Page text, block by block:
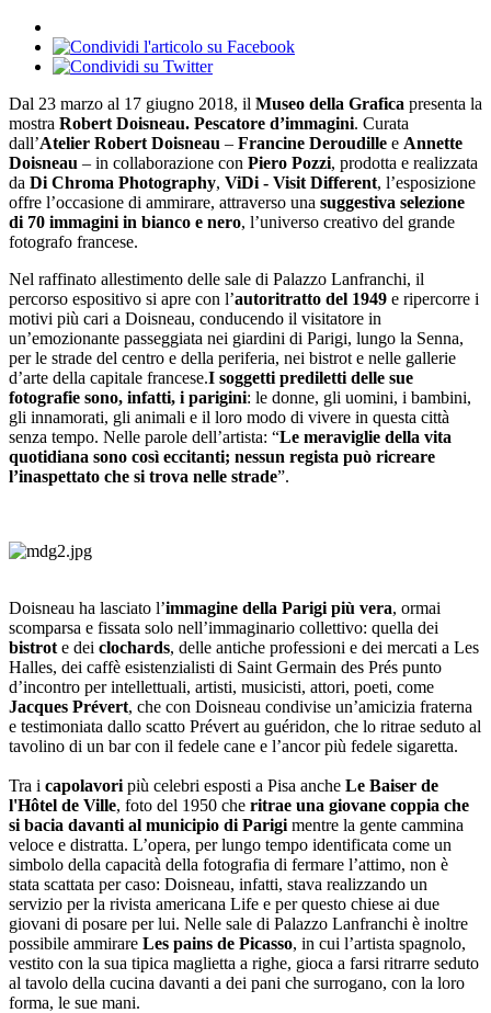
Dal 23 marzo al 17 giugno 2018, il Museo della Grafica presenta la
mostra Robert Doisneau. Pescatore d’immagini. Curata
dall’Atelier Robert Doisneau – Francine Deroudille e Annette
Doisneau – in collaborazione con Piero Pozzi, prodotta e realizzata
da Di Chroma Photography, ViDi - Visit Different, l’esposizione
offre l’occasione di ammirare, attraverso una suggestiva selezione
di 70 immagini in bianco e nero, l’universo creativo del grande
fotografo francese.
Nel raffinato allestimento delle sale di Palazzo Lanfranchi, il
percorso espositivo si apre con l’autoritratto del 1949 e ripercorre i
motivi più cari a Doisneau, conducendo il visitatore in
un’emozionante passeggiata nei giardini di Parigi, lungo la Senna,
per le strade del centro e della periferia, nei bistrot e nelle gallerie
d’arte della capitale francese.I soggetti prediletti delle sue
fotografie sono, infatti, i parigini: le donne, gli uomini, i bambini,
gli innamorati, gli animali e il loro modo di vivere in questa città
senza tempo. Nelle parole dell’artista: “Le meraviglie della vita
quotidiana sono così eccitanti; nessun regista può ricreare
l’inaspettato che si trova nelle strade”.
Doisneau ha lasciato l’immagine della Parigi più vera, ormai
scomparsa e fissata solo nell’immaginario collettivo: quella dei
bistrot e dei clochards, delle antiche professioni e dei mercati a Les
Halles, dei caffè esistenzialisti di Saint Germain des Prés punto
d’incontro per intellettuali, artisti, musicisti, attori, poeti, come
Jacques Prévert, che con Doisneau condivise un’amicizia fraterna
e testimoniata dallo scatto Prévert au guéridon, che lo ritrae seduto al
tavolino di un bar con il fedele cane e l’ancor più fedele sigaretta.
Tra i capolavori più celebri esposti a Pisa anche Le Baiser de
l'Hôtel de Ville, foto del 1950 che ritrae una giovane coppia che
si bacia davanti al municipio di Parigi mentre la gente cammina
veloce e distratta. L’opera, per lungo tempo identificata come un
simbolo della capacità della fotografia di fermare l’attimo, non è
stata scattata per caso: Doisneau, infatti, stava realizzando un
servizio per la rivista americana Life e per questo chiese ai due
giovani di posare per lui. Nelle sale di Palazzo Lanfranchi è inoltre
possibile ammirare Les pains de Picasso, in cui l’artista spagnolo,
vestito con la sua tipica maglietta a righe, gioca a farsi ritrarre seduto
al tavolo della cucina davanti a dei pani che surrogano, con la loro
forma, le sue mani.